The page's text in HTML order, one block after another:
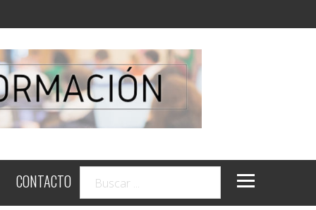
CONTACTO